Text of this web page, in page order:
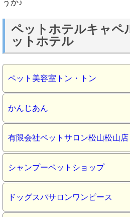
うか♪
ペットホテルキャペ
ットホテル
ペット美容室トン・トン
かんじあん
有限会社ペットサロン松山松山店
シャンプーペットショップ
ドッグスパサロンワンピース